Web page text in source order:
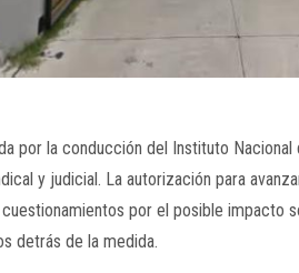
por la conducción del Instituto Nacional
y judicial. La autorización para
por el posible impacto
detrás de la medida.